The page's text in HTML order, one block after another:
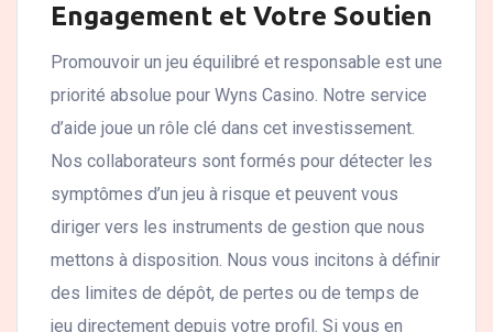
Engagement et Votre Soutien
Promouvoir un jeu équilibré et responsable est une
priorité absolue pour Wyns Casino. Notre service
d’aide joue un rôle clé dans cet investissement.
Nos collaborateurs sont formés pour détecter les
symptômes d’un jeu à risque et peuvent vous
diriger vers les instruments de gestion que nous
mettons à disposition. Nous vous incitons à définir
des limites de dépôt, de pertes ou de temps de
jeu directement depuis votre profil. Si vous en